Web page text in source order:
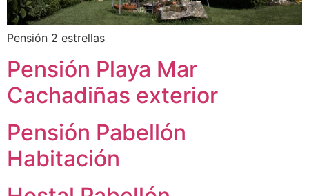
Pensión 2 estrellas
Pensión Playa Mar
Cachadiñas exterior
Pensión Pabellón
Habitación